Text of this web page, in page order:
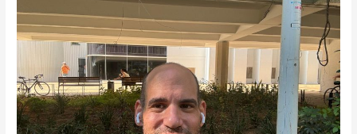
"חינוך
חינם?
הגיע
הזמן
למודל
דיגיטלי
שוויוני